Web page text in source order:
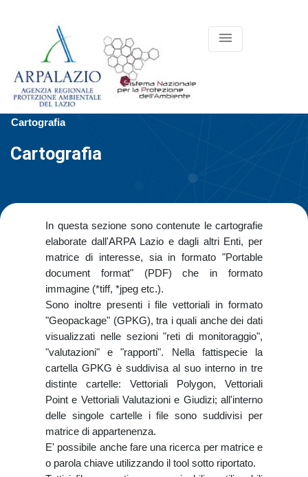
menu
Cartografia
Cartografia
In questa sezione sono contenute le cartografie
elaborate dall'ARPA Lazio e dagli altri Enti, per
matrice di interesse, sia in formato "Portable
document format" (PDF) che in formato
immagine (*tiff, *jpeg etc.).
Sono inoltre presenti i file vettoriali in formato
"Geopackage" (GPKG), tra i quali anche dei dati
visualizzati nelle sezioni "reti di monitoraggio",
"valutazioni" e "rapporti". Nella fattispecie la
cartella GPKG è suddivisa al suo interno in tre
distinte cartelle: Vettoriali Polygon, Vettoriali
Point e Vettoriali Valutazioni e Giudizi; all'interno
delle singole cartelle i file sono suddivisi per
matrice di appartenenza.
E' possibile anche fare una ricerca per matrice e
o parola chiave utilizzando il tool sotto riportato.